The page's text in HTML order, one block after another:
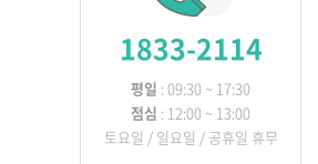
1833-2114
평일 : 09:30 ~ 17:30
점심 : 12:00 ~ 13:00
토요일 / 일요일 / 공휴일 휴무